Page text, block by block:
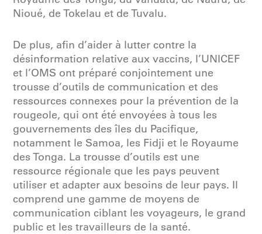
Nioué, de Tokelau et de Tuvalu.
De plus, afin d’aider à lutter contre la
désinformation relative aux vaccins, l’UNICEF
et l’OMS ont préparé conjointement une
trousse d’outils de communication et des
ressources connexes pour la prévention de la
rougeole, qui ont été envoyées à tous les
gouvernements des îles du Pacifique,
notamment le Samoa, les Fidji et le Royaume
des Tonga. La trousse d’outils est une
ressource régionale que les pays peuvent
utiliser et adapter aux besoins de leur pays. Il
comprend une gamme de moyens de
communication ciblant les voyageurs, le grand
public et les travailleurs de la santé.